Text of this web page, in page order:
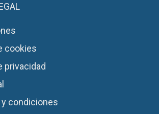
cookies
privacidad
condiciones